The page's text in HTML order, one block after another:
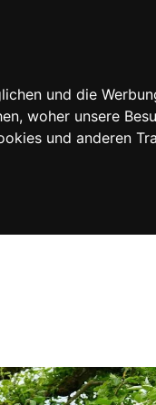
und die
woher unsere
und anderen